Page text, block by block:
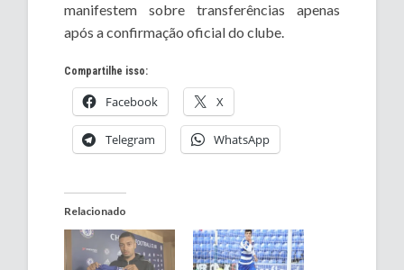
manifestem sobre transferências apenas
após a confirmação oficial do clube.
Compartilhe isso:
Facebook X
Telegram WhatsApp
Relacionado